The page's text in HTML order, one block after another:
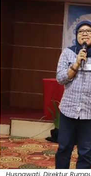
Husnawati, Direktur